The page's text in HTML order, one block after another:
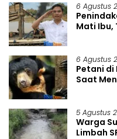
6 Agustus
Mati Ibu,
6 Agustus
Petani di
Saat
5 Agustus
Warga
Limbah